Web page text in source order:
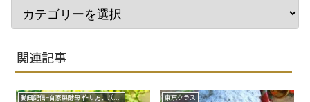
関連記事
動画配信−自家製酵母 作り方、パン作り、オンラインパン教室（わくわくプロジェクト） 東京クラス